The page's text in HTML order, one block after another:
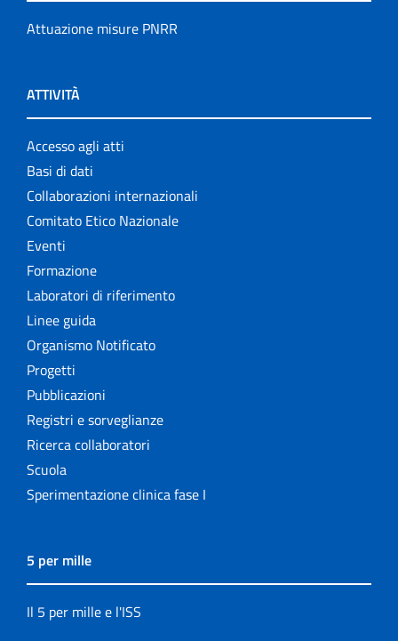
Attuazione misure PNRR
ATTIVITÀ
Accesso agli atti
Basi di dati
Collaborazioni internazionali
Comitato Etico Nazionale
Eventi
Formazione
Laboratori di riferimento
Linee guida
Organismo Notificato
Progetti
Pubblicazioni
Registri e sorveglianze
Ricerca collaboratori
Scuola
Sperimentazione clinica fase I
5 per mille
Il 5 per mille e l'ISS